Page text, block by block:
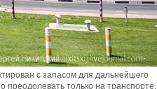
с запасом для дальнейшего
преодолевать только на транспорте.